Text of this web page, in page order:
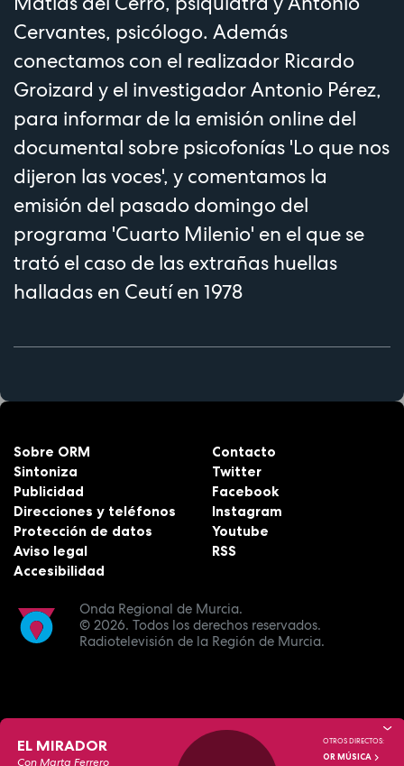
Cervantes, psicólogo. Además
conectamos con el realizador Ricardo
Groizard y el investigador Antonio Pérez,
para informar de la emisión online del
documental sobre psicofonías 'Lo que nos
dijeron las voces', y comentamos la
emisión del pasado domingo del
programa 'Cuarto Milenio' en el que se
trató el caso de las extrañas huellas
halladas en Ceutí en 1978
Onda Regional de Murcia.
© 2026. Todos los derechos reservados.
Radiotelevisión de la Región de Murcia.
Sobre ORM
Sintoniza
Publicidad
Direcciones y teléfonos
Protección de datos
Aviso legal
Accesibilidad
Contacto
Twitter
Facebook
Instagram
Youtube
RSS
EL MIRADOR
Con Marta Ferrero
OTROS DIRECTOS:
OR MÚSICA